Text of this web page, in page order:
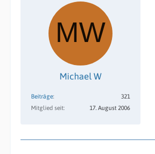
Michael W
Beiträge
321
Mitglied seit
17. August 2006